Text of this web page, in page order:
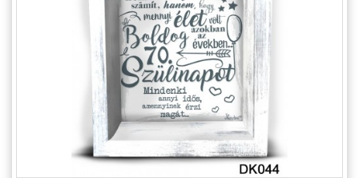
Állatos ajándéktárgyak